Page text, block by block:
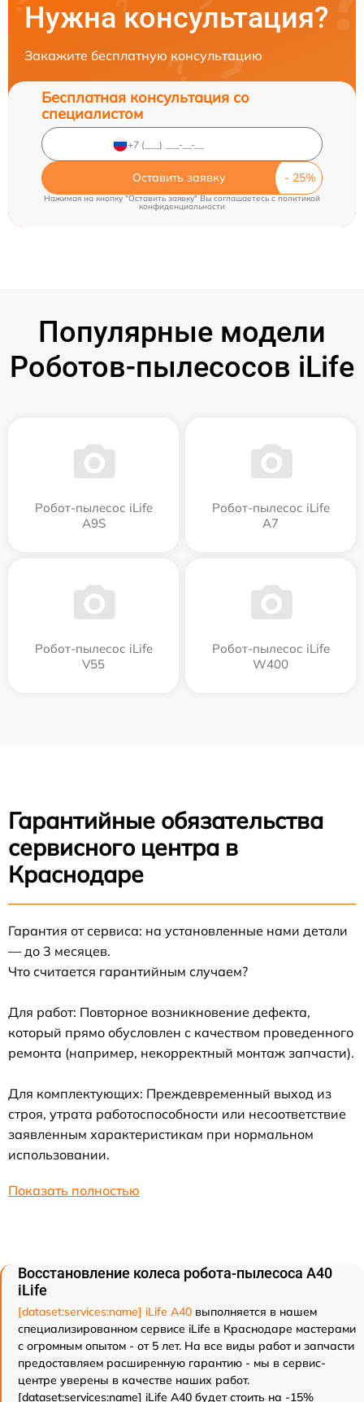
Нужна консультация?
Закажите бесплатную консультацию
Бесплатная консультация со
специалистом
Оставить заявку
Нажимая на кнопку "Оставить заявку" Вы соглашаетесь c политикой
конфиденциальности
Популярные модели
Роботов-пылесосов iLife
Робот-пылесос iLife
A9S
Робот-пылесос iLife
A7
Робот-пылесос iLife
V55
Робот-пылесос iLife
W400
Гарантийные обязательства
сервисного центра в
Краснодаре
Гарантия от сервиса: на установленные нами детали
— до 3 месяцев.
Что считается гарантийным случаем?
Для работ: Повторное возникновение дефекта,
который прямо обусловлен с качеством проведенного
ремонта (например, некорректный монтаж запчасти).
Для комплектующих: Преждевременный выход из
строя, утрата работоспособности или несоответствие
заявленным характеристикам при нормальном
использовании.
Показать полностью
Восстановление колеса робота-пылесоса A40
iLife
[dataset:services:name] iLife A40 выполняется в нашем
специализированном сервисе iLife в Краснодаре мастерами
с огромным опытом - от 5 лет. На все виды работ и запчасти
предоставляем расширенную гарантию - мы в сервис-
центре уверены в качестве наших работ.
[dataset:services:name] iLife A40 будет стоить на -15%